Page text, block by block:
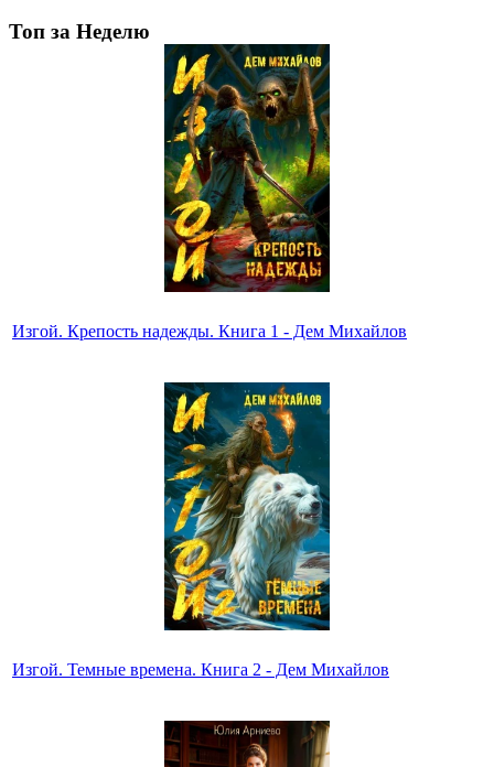
Топ за Неделю
Изгой. Крепость надежды. Книга 1 - Дем Михайлов
Изгой. Темные времена. Книга 2 - Дем Михайлов